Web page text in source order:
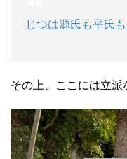
じつは源氏も平氏も
その上、ここには立派